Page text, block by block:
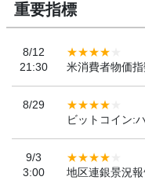
重要指標
8/12
21:30
米消費者物価
8/29
ビットコイン:
9/3
3:00
地区連銀景況報